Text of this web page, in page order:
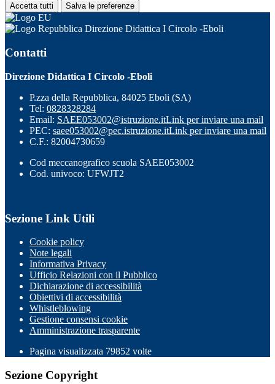
Accetta tutti Salva le preferenze
Direzione Didattica I Circolo -Eboli
Contatti
Direzione Didattica I Circolo -Eboli
P.zza della Repubblica, 84025 Eboli (SA)
Tel: 0828328284
Email: SAEE053002@istruzione.itLink per inviare una mail
PEC: saee053002@pec.istruzione.itLink per inviare una mail
C.F.: 82004730659
Cod meccanografico scuola SAEE053002
Cod. univoco: UFWJT2
Sezione Link Utili
Cookie policy
Note legali
Informativa Privacy
Ufficio Relazioni con il Pubblico
Dichiarazione di accessibilità
Obiettivi di accessibilità
Whistleblowing
Gestione consensi cookie
Amministrazione trasparente
Pagina visualizzata 79852 volte
Sezione Copyright